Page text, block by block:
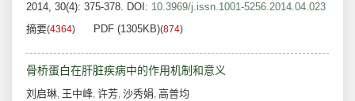
2014, 30(4): 375-378. DOI: 10.3969/j.issn.1001-5256.2014.04.023
摘要(4364) PDF (1305KB)(874)
骨桥蛋白在肝脏疾病中的作用机制和意义
刘启琳, 王中峰, 许芳, 沙秀娟, 高普均